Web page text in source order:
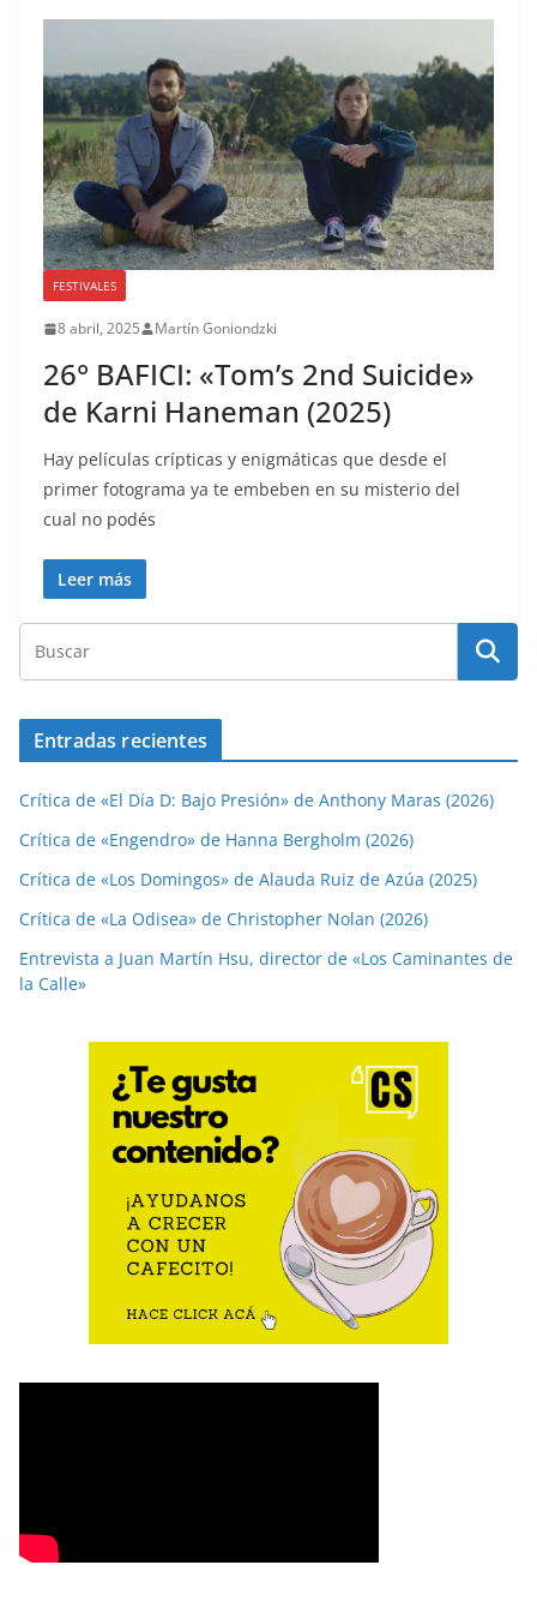
FESTIVALES
8 abril, 2025 Martín Goniondzki
26° BAFICI: «Tom’s 2nd Suicide»
de Karni Haneman (2025)
Hay películas crípticas y enigmáticas que desde el
primer fotograma ya te embeben en su misterio del
cual no podés
Leer más
Entradas recientes
Crítica de «El Día D: Bajo Presión» de Anthony Maras (2026)
Crítica de «Engendro» de Hanna Bergholm (2026)
Crítica de «Los Domingos» de Alauda Ruiz de Azúa (2025)
Crítica de «La Odisea» de Christopher Nolan (2026)
Entrevista a Juan Martín Hsu, director de «Los Caminantes de
la Calle»